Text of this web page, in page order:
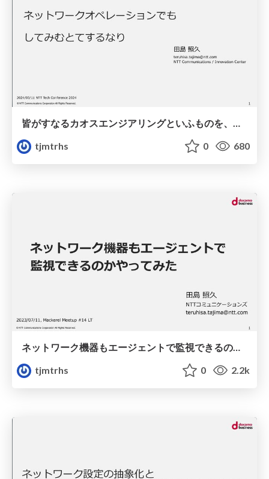
皆がすなるカオスエンジアリングといふものを、ネットワークオペレーションでもしてみむとてするなり
tjmtrhs
0 680
ネットワーク機器もエージェントで監視できるのかやってみた mackerel meetup 14 LT
tjmtrhs
0 2.2k